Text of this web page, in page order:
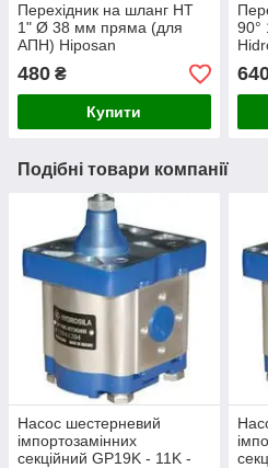
Перехідник на шланг НТ
1" Ø 38 мм пряма (для
АПН) Hiposan
480 ₴
Купити
90°
Подібні товари компанії
Насос шестерневий
імпортозамінних
секційний GP19K - 11K -